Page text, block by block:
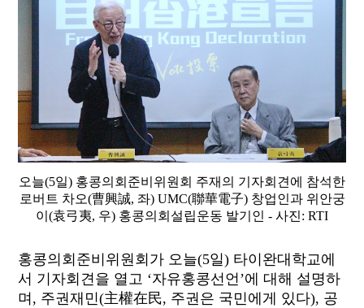
오늘(5일) 홍콩의회준비위원회 주재의 기자회견에 참석한
로버트 차오(曹興誠, 좌) UMC(聯華電子) 창업인과 위안궁
이(袁弓夷, 우) 홍콩의회설립운동 발기인 - 사진: RTI
홍콩의회준비위원회가 오늘(5일) 타이완대학교에
서 기자회견을 열고 ‘자유홍콩선언’에 대해 설명하
며, 주권재민(主權在民, 주권은 국민에게 있다), 공